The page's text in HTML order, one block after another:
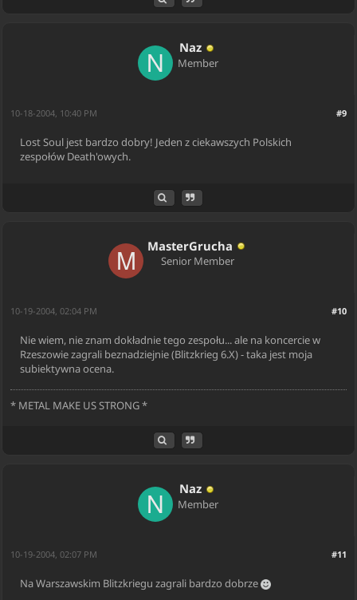
Naz
Member
#9
10-18-2004, 10:40 PM
Lost Soul jest bardzo dobry! Jeden z ciekawszych Polskich
zespołów Death'owych.
MasterGrucha
Senior Member
#10
10-19-2004, 02:04 PM
Nie wiem, nie znam dokładnie tego zespołu... ale na koncercie w
Rzeszowie zagrali beznadziejnie (Blitzkrieg 6.X) - taka jest moja
subiektywna ocena.
* METAL MAKE US STRONG *
Naz
Member
#11
10-19-2004, 02:07 PM
Na Warszawskim Blitzkriegu zagrali bardzo dobrze